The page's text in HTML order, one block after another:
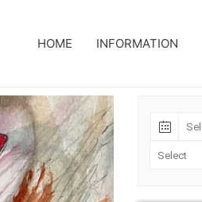
HOME INFORMATION